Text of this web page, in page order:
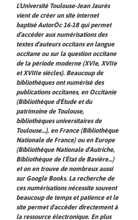
L'Université Toulouse-Jean Jaurès
vient de créer un site internet
baptisé AutorÒc 16-18 qui permet
d'accéder aux numérisations des
textes d'auteurs occitans en langue
occitane ou sur la question occitane
de la période moderne (XVIe, XVIIe
et XVIIIe siècles). Beaucoup de
bibliothèques ont numérisé des
publications occitanes, en Occitanie
(Bibliothèque d'Étude et du
patrimoine de Toulouse,
bibliothèques universitaires de
Toulouse…), en France (Bibliothèque
Nationale de France) ou en Europe
(Bibliothèque Nationale d'Autriche,
Bibliothèque de l'État de Bavière…)
et on en trouve de nombreux aussi
surGoogle Books. La recherche de
ces numérisations nécessite souvent
beaucoup de temps et patience et le
site permet d'accéder directement à
la ressource électronique. En plus